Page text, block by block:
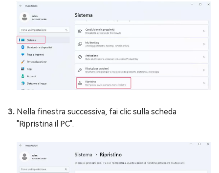
Nella finestra successiva, fai clic sulla scheda
"Ripristina il PC".